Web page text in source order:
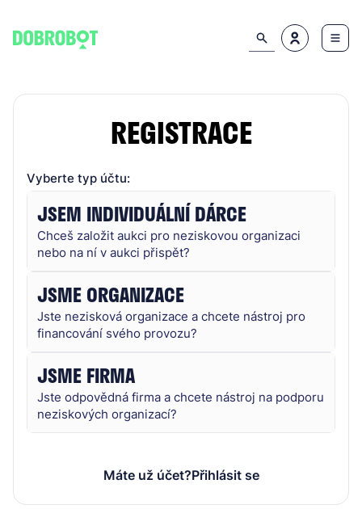
REGISTRACE
Vyberte typ účtu:
JSEM INDIVIDUÁLNÍ DÁRCE
Chceš založit aukci pro neziskovou organizaci
nebo na ní v aukci přispět?
JSME ORGANIZACE
Jste nezisková organizace a chcete nástroj pro
financování svého provozu?
JSME FIRMA
Jste odpovědná firma a chcete nástroj na podporu
neziskových organizací?
Máte už účet?Přihlásit se